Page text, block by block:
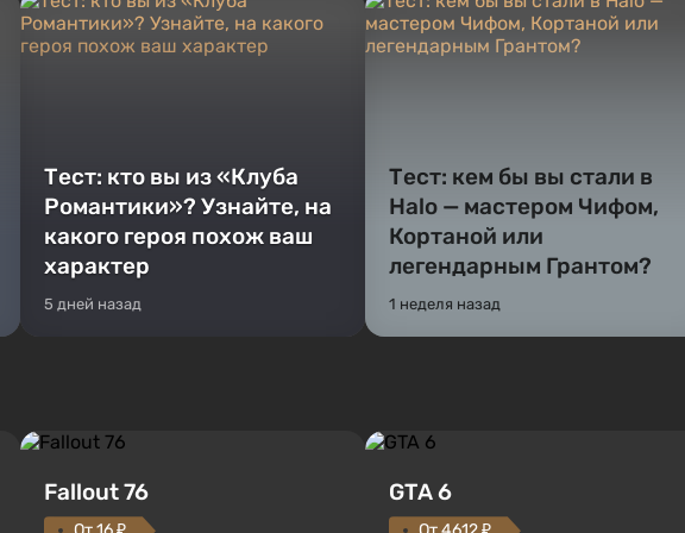
Тест: кто вы из «Клуба
Романтики»? Узнайте, на
какого героя похож ваш
характер
5 дней назад
Тест: кем бы вы стали в
Halo — мастером Чифом,
Кортаной или
легендарным Грантом?
1 неделя назад
Fallout 76 GTA 6